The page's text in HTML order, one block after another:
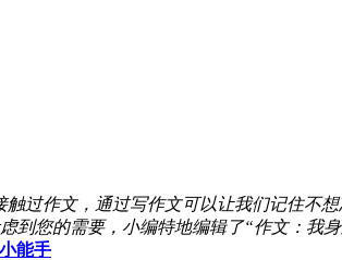
过作文，通过写作文可以让我们记住不
到您的需要，小编特地编辑了“作文：我
能手